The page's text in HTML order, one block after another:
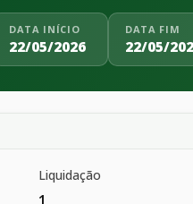
DATA INÍCIO
22/05/2026
DATA FIM
22/05/
Liquidação